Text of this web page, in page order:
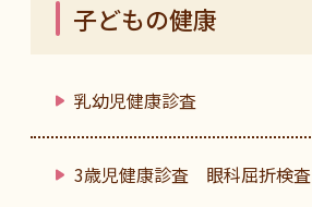
子どもの健康
乳幼児健康診査
3歳児健康診査 眼科屈折検査